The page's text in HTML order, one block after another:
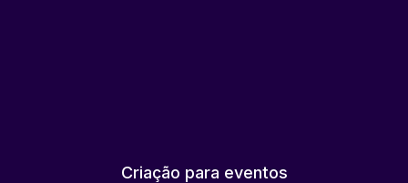
Criação para eventos